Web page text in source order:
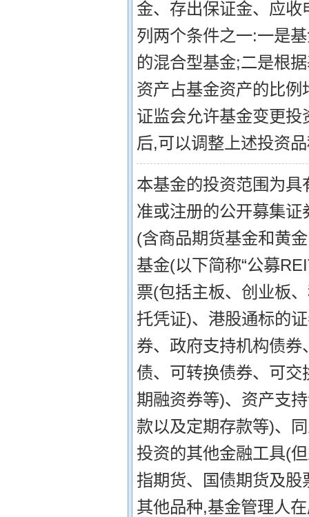
金、存出保证金、应
列两个条件之一:一是
的混合型基金;二是根
资产占基金资产的比
证监会允许基金变更
后,可以调整上述投资
本基金的投资范围为
准或注册的公开募集
(含商品期货基金和黄
基金(以下简称“公募
票(包括主板、创业板
托凭证)、港股通标的
券、政府支持机构债
债、可转换债券、可
期融资券等)、资产支
款以及定期存款等)、
投资的其他金融工具(
指期货、国债期货及
其他品种,基金管理人